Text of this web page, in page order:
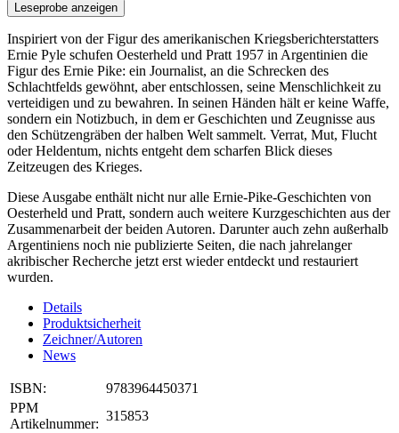
Leseprobe anzeigen
Inspiriert von der Figur des amerikanischen Kriegsberichterstatters
Ernie Pyle schufen Oesterheld und Pratt 1957 in Argentinien die
Figur des Ernie Pike: ein Journalist, an die Schrecken des
Schlachtfelds gewöhnt, aber entschlossen, seine Menschlichkeit zu
verteidigen und zu bewahren. In seinen Händen hält er keine Waffe,
sondern ein Notizbuch, in dem er Geschichten und Zeugnisse aus
den Schützengräben der halben Welt sammelt. Verrat, Mut, Flucht
oder Heldentum, nichts entgeht dem scharfen Blick dieses
Zeitzeugen des Krieges.
Diese Ausgabe enthält nicht nur alle Ernie-Pike-Geschichten von
Oesterheld und Pratt, sondern auch weitere Kurzgeschichten aus der
Zusammenarbeit der beiden Autoren. Darunter auch zehn außerhalb
Argentiniens noch nie publizierte Seiten, die nach jahrelanger
akribischer Recherche jetzt erst wieder entdeckt und restauriert
wurden.
Details
Produktsicherheit
Zeichner/Autoren
News
ISBN:
9783964450371
PPM
Artikelnummer:
315853